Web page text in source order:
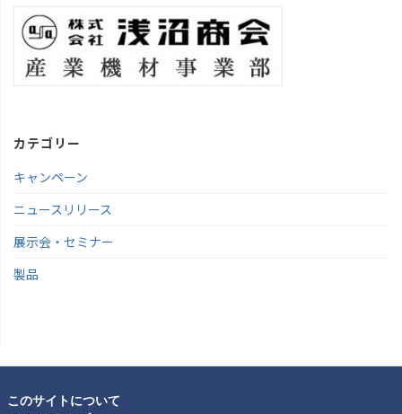
カテゴリー
キャンペーン
ニュースリリース
展示会・セミナー
製品
このサイトについて